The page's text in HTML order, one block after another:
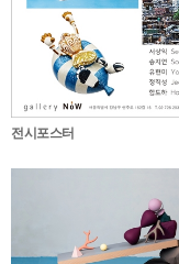
전시포스터